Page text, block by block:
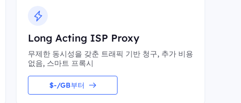
Long Acting ISP Proxy
무제한 동시성을 갖춘 트래픽 기반 청구, 추가 비용
없음, 스마트 프록시
$-/GB부터